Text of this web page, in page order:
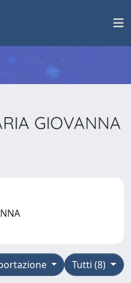
GIOVANNA
Tutti (8)